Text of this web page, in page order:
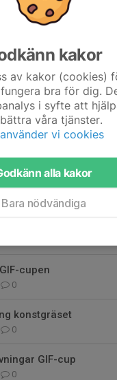
8 GIF-Gällivare p12
0
GIF-ÖIF
0
GIF onsd 5/8
cupen
0
konstgräset
0
GIF-cup
0
kakor
av kakor (cookies)
bra för dig.
i syfte att
våra tjänster.
vi cookies
alla kakor
Bara nödvändiga